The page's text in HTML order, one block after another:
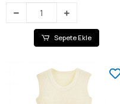
Sepete Ekle